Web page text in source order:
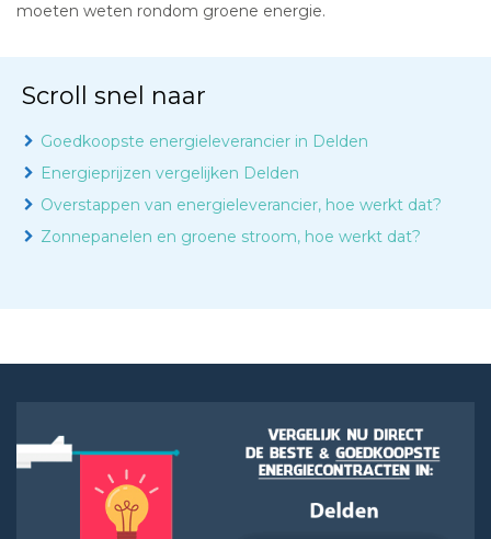
moeten weten rondom groene energie.
Scroll snel naar
Goedkoopste energieleverancier in Delden
Energieprijzen vergelijken Delden
Overstappen van energieleverancier, hoe werkt dat?
Zonnepanelen en groene stroom, hoe werkt dat?